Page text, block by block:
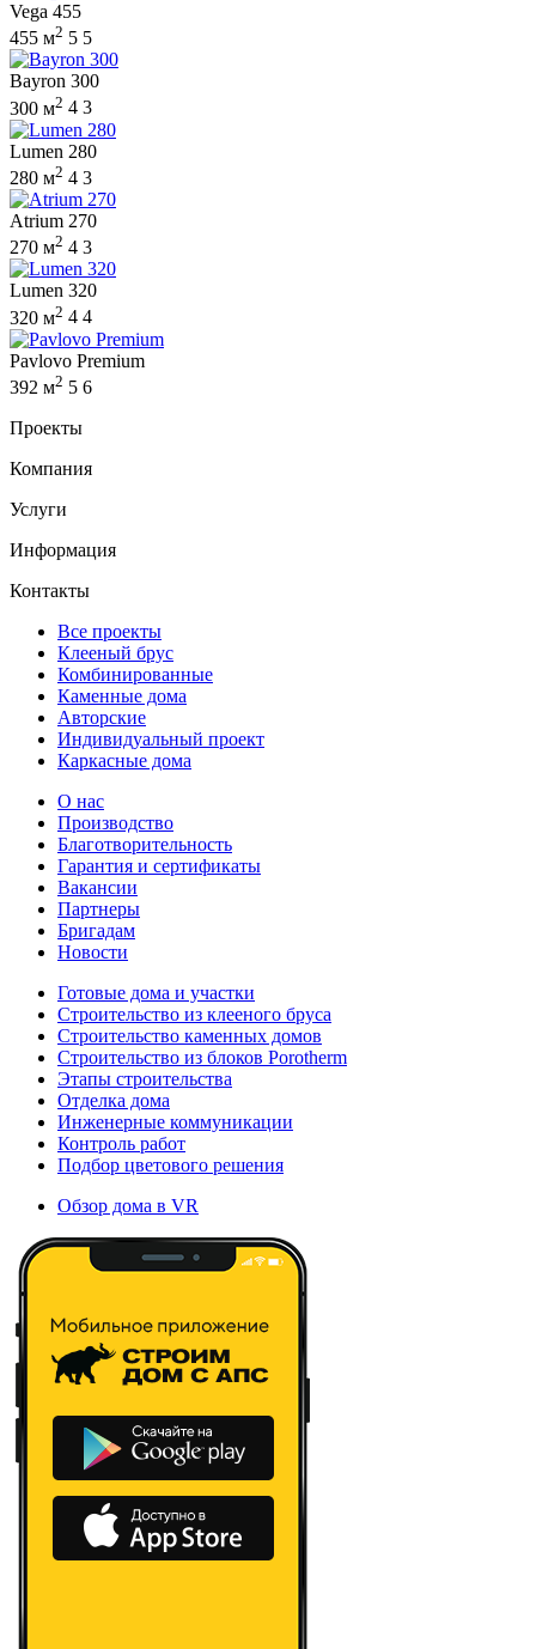
Vega 455
455 м2 5 5
Bayron 300
300 м2 4 3
Lumen 280
280 м2 4 3
Atrium 270
270 м2 4 3
Lumen 320
320 м2 4 4
Pavlovo Premium
392 м2 5 6
Проекты
Компания
Услуги
Информация
Контакты
Все проекты
Клееный брус
Комбинированные
Каменные дома
Авторские
Индивидуальный проект
Каркасные дома
О нас
Производство
Благотворительность
Гарантия и сертификаты
Вакансии
Партнеры
Бригадам
Новости
Готовые дома и участки
Строительство из клееного бруса
Строительство каменных домов
Строительство из блоков Porotherm
Этапы строительства
Отделка дома
Инженерные коммуникации
Контроль работ
Подбор цветового решения
Обзор дома в VR